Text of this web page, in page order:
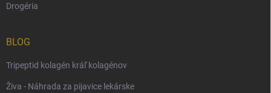
Drogéria
BLOG
Tripeptid kolagén kráľ kolagénov
Živa - Náhrada za pijavice lekárske